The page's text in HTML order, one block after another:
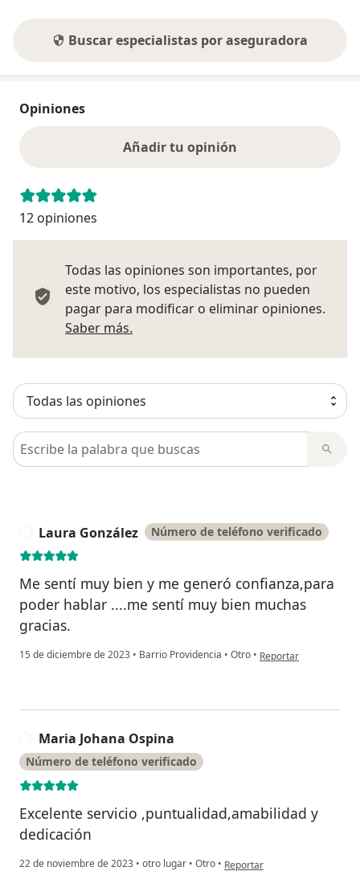
Buscar especialistas por aseguradora
Opiniones
Añadir tu opinión
12 opiniones
Todas las opiniones son importantes, por
este motivo, los especialistas no pueden
pagar para modificar o eliminar opiniones.
Saber más.
Busca en opiniones
Laura González Número de teléfono verificado
Me sentí muy bien y me generó confianza,para
poder hablar ....me sentí muy bien muchas
gracias.
15 de diciembre de 2023 • Barrio Providencia • Otro • en opinión del
Reportar
Maria Johana Ospina
Número de teléfono verificado
Excelente servicio ,puntualidad,amabilidad y
dedicación
22 de noviembre de 2023 • otro lugar • Otro • en opinión del usuario Maria
Reportar